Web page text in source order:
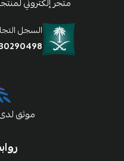
السجل
موثق